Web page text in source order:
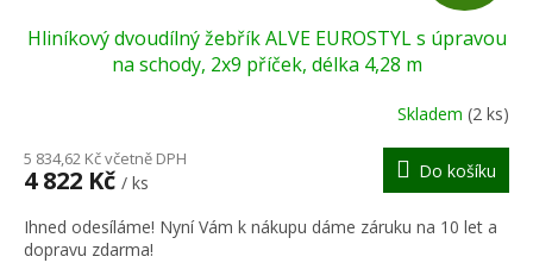
A
R
M
A
Hliníkový dvoudílný žebřík ALVE EUROSTYL s úpravou
na schody, 2x9 příček, délka 4,28 m
Skladem (2 ks)
5 834,62 Kč včetně DPH
4 822 Kč / ks
Do košíku
Ihned odesíláme! Nyní Vám k nákupu dáme záruku na 10 let a
dopravu zdarma!